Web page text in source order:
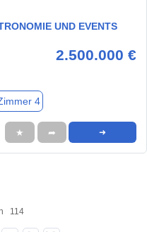
UND EVENTS
2.500.000 €
4
★ ➦ ➜
114